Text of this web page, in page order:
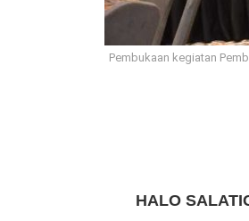
Pembukaan kegiatan
HALO